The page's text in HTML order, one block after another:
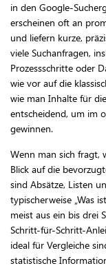
in den Google-
erscheinen oft an
und liefern kurze,
viele Suchanfragen,
Prozessschritte oder
wie vor auf die
wie man Inhalte für
entscheidend, um im
gewinnen.
Wenn man sich fragt,
Blick auf die
sind Absätze, Listen
typischerweise „Was
meist aus ein bis drei
Schritt-für-Schritt-
ideal für Vergleiche
statistische